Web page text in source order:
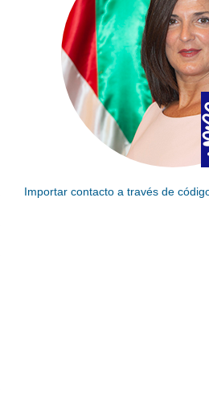
Importar contacto a través de